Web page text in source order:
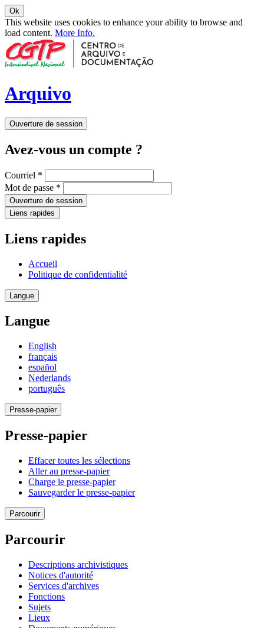
Ok
This website uses cookies to enhance your ability to browse and
load content. More Info.
Arquivo
Ouverture de session
Avez-vous un compte ?
Courriel *
Mot de passe *
Ouverture de session
Liens rapides
Liens rapides
Accueil
Politique de confidentialité
Langue
Langue
English
français
español
Nederlands
português
Presse-papier
Presse-papier
Effacer toutes les sélections
Aller au presse-papier
Charge le presse-papier
Sauvegarder le presse-papier
Parcourir
Parcourir
Descriptions archivistiques
Notices d'autorité
Services d'archives
Fonctions
Sujets
Lieux